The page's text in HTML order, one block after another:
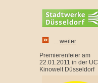
... weiter
Premierenfeier am
22.01.2011 in der UCI
Kinowelt Düsseldorf